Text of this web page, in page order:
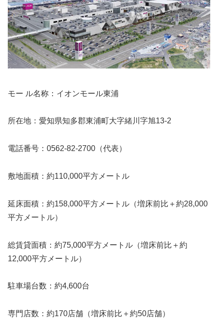
モー ル名称：イオンモール東浦
所在地：愛知県知多郡東浦町大字緒川字旭13-2
電話番号：0562-82-2700（代表）
敷地面積：約110,000平方メートル
延床面積：約158,000平方メートル（増床前比＋約28,000
平方メートル）
総賃貸面積：約75,000平方メートル（増床前比＋約
12,000平方メートル）
駐車場台数：約4,600台
専門店数：約170店舗（増床前比＋約50店舗）